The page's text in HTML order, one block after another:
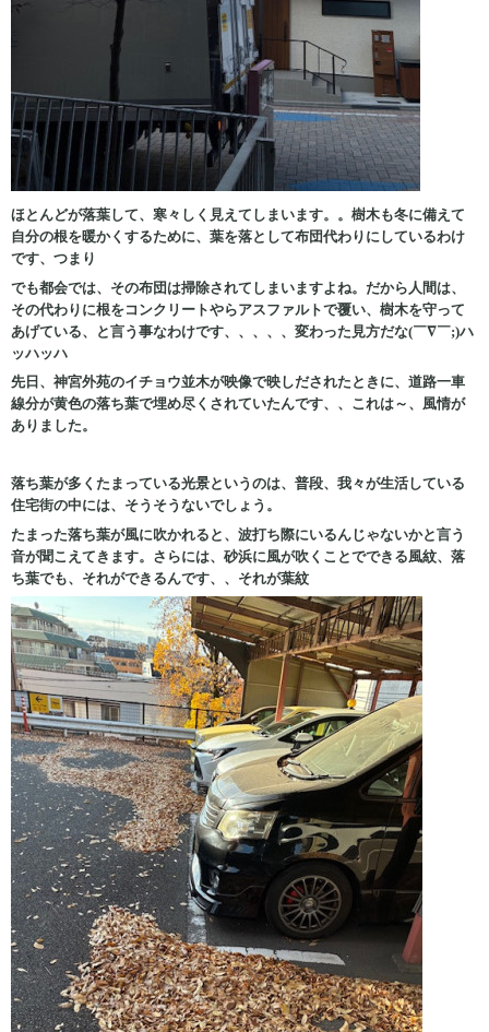
ほとんどが落葉して、寒々しく見えてしまいます。。樹木も冬に備えて
自分の根を暖かくするために、葉を落として布団代わりにしているわけ
です、つまり
でも都会では、その布団は掃除されてしまいますよね。だから人間は、
その代わりに根をコンクリートやらアスファルトで覆い、樹木を守って
あげている、と言う事なわけです、、、、、変わった見方だな(￣∇￣;)ハ
ッハッハ
先日、神宮外苑のイチョウ並木が映像で映しだされたときに、道路一車
線分が黄色の落ち葉で埋め尽くされていたんです、、これは～、風情が
ありました。
落ち葉が多くたまっている光景というのは、普段、我々が生活している
住宅街の中には、そうそうないでしょう。
たまった落ち葉が風に吹かれると、波打ち際にいるんじゃないかと言う
音が聞こえてきます。さらには、砂浜に風が吹くことでできる風紋、落
ち葉でも、それができるんです、、それが葉紋